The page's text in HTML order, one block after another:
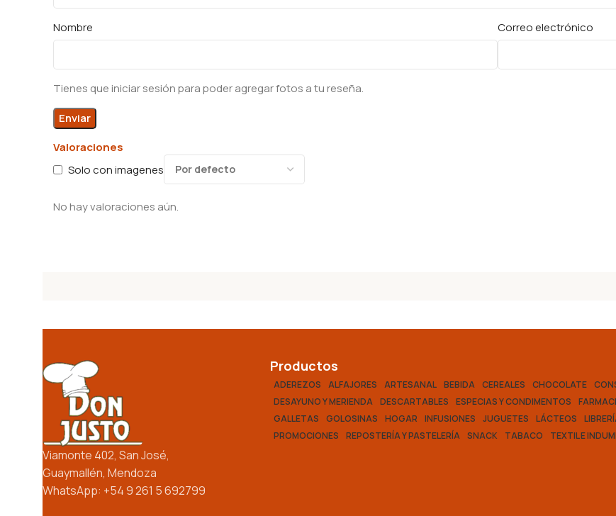
Valoraciones
Solo con imagenes
No hay valoraciones aún.
Nombre Correo electrónico
Tienes que iniciar sesión para poder agregar fotos a tu reseña.
Viamonte 402, San José,
Guaymallén, Mendoza
WhatsApp: +54 9 261 5 692799
Productos
ADEREZOS ALFAJORES ARTESANAL BEBIDA CEREALES CHOCOLATE
DESAYUNO Y MERIENDA DESCARTABLES ESPECIAS Y CONDIMENTOS
GALLETAS
GOLOSINAS HOGAR INFUSIONES JUGUETES LÁCTEOS
PROMOCIONES
REPOSTERÍA Y PASTELERÍA SNACK TABACO TEXTIL E